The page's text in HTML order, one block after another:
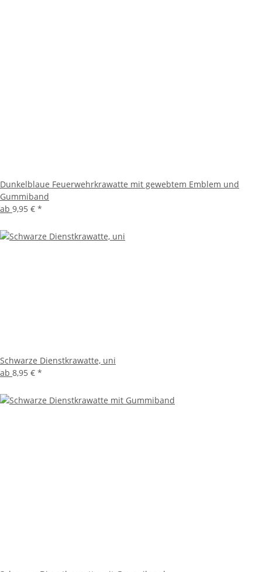
Dunkelblaue Feuerwehrkrawatte mit gewebtem Emblem und
Gummiband
ab 9,95 € *
Schwarze Dienstkrawatte, uni
ab 8,95 € *